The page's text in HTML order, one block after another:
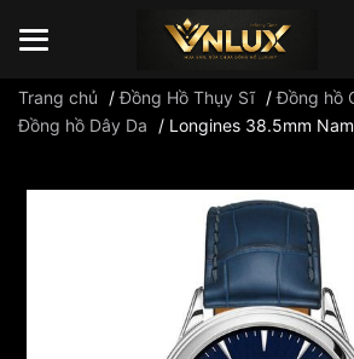
Trang chủ /Đồng Hồ Thụy Sĩ /Đồng hồ
Đồng hồ Dây Da
/ Longines 38.5mm